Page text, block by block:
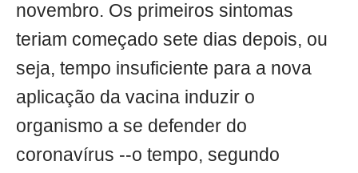
novembro. Os primeiros sintomas
teriam começado sete dias depois, ou
seja, tempo insuficiente para a nova
aplicação da vacina induzir o
organismo a se defender do
coronavírus --o tempo, segundo